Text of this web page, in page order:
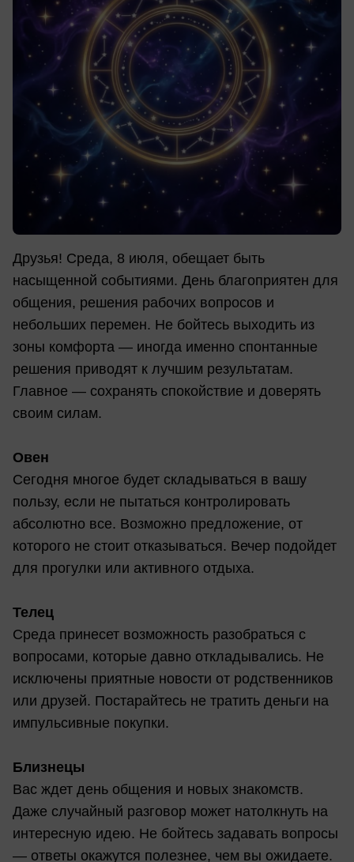
Друзья! Среда, 8 июля, обещает быть
насыщенной событиями. День благоприятен для
общения, решения рабочих вопросов и
небольших перемен. Не бойтесь выходить из
зоны комфорта — иногда именно спонтанные
решения приводят к лучшим результатам.
Главное — сохранять спокойствие и доверять
своим силам.
Овен
Сегодня многое будет складываться в вашу
пользу, если не пытаться контролировать
абсолютно все. Возможно предложение, от
которого не стоит отказываться. Вечер подойдет
для прогулки или активного отдыха.
Телец
Среда принесет возможность разобраться с
вопросами, которые давно откладывались. Не
исключены приятные новости от родственников
или друзей. Постарайтесь не тратить деньги на
импульсивные покупки.
Близнецы
Вас ждет день общения и новых знакомств.
Даже случайный разговор может натолкнуть на
интересную идею. Не бойтесь задавать вопросы
— ответы окажутся полезнее, чем вы ожидаете.